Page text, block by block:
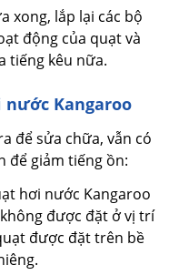
xong, lắp lại các bộ
động của quạt và
tiếng kêu nữa.
Kangaroo
để sửa chữa, vẫn có
để giảm tiếng ồn:
hơi nước Kangaroo
được đặt ở vị trí
được đặt trên bề